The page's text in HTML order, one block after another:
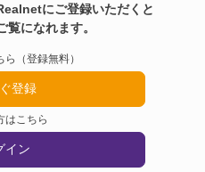
にご登録いただくと
になれます。
（登録無料）
登録
はこちら
イン